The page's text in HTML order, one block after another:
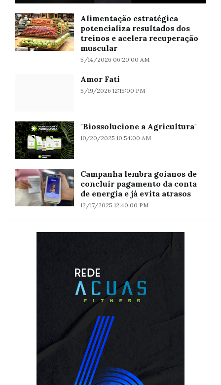
Alimentação estratégica
potencializa resultados dos
treinos e acelera recuperação
muscular
5/14/2026 06:20:00 AM
Amor Fati
5/19/2026 12:15:00 PM
"Biossolucione a Agricultura"
10/20/2025 10:54:00 AM
Campanha lembra goianos de
concluir pagamento da conta
de energia e já evita atrasos
12/17/2025 12:40:00 PM